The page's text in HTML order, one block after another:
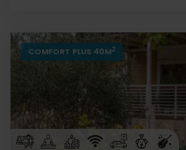
COMFORT PLUS 40M2